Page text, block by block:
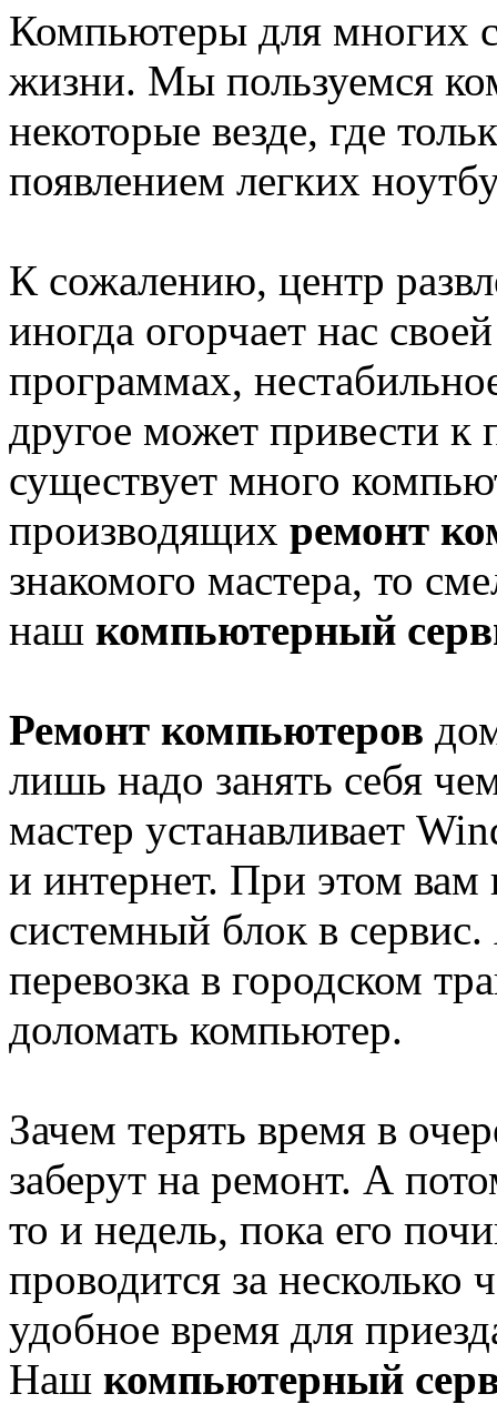
Компьютеры для многих
жизни. Мы пользуемся
некоторые везде, где
появлением легких
К сожалению, центр
иногда огорчает нас
программах,
другое может привести к
существует много
производящих ремонт
знакомого мастера, то
наш компьютерный
Ремонт компьютеров
лишь надо занять себя
мастер устанавливает
и интернет. При этом вам
системный блок в
перевозка в городском
доломать компьютер.
Зачем терять время в
заберут на ремонт. А
то и недель, пока его
проводится за
удобное время для
Наш компьютерный